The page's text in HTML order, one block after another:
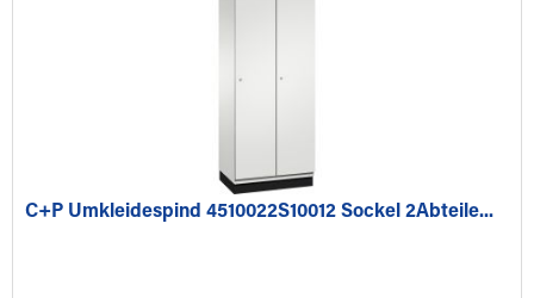
C+P Umkleidespind 4510022S10012 Sockel 2Abteile...